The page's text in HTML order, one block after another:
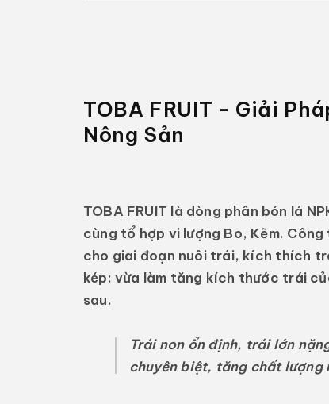
TOBA FRUIT - Giải
Nông Sản
TOBA FRUIT là dòng phân bón lá
cùng tổ hợp vi lượng Bo, Kẽm.
cho giai đoạn nuôi trái, kích thích
kép: vừa làm tăng kích thước trái
sau.
Trái non ổn định, trái lớn
chuyên biệt, tăng chất lượng